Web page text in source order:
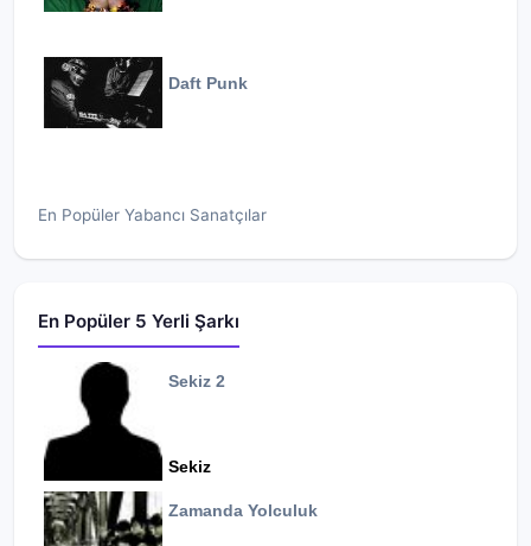
Daft Punk
En Popüler Yabancı Sanatçılar
En Popüler 5 Yerli Şarkı
Sekiz 2
Sekiz
Zamanda Yolculuk